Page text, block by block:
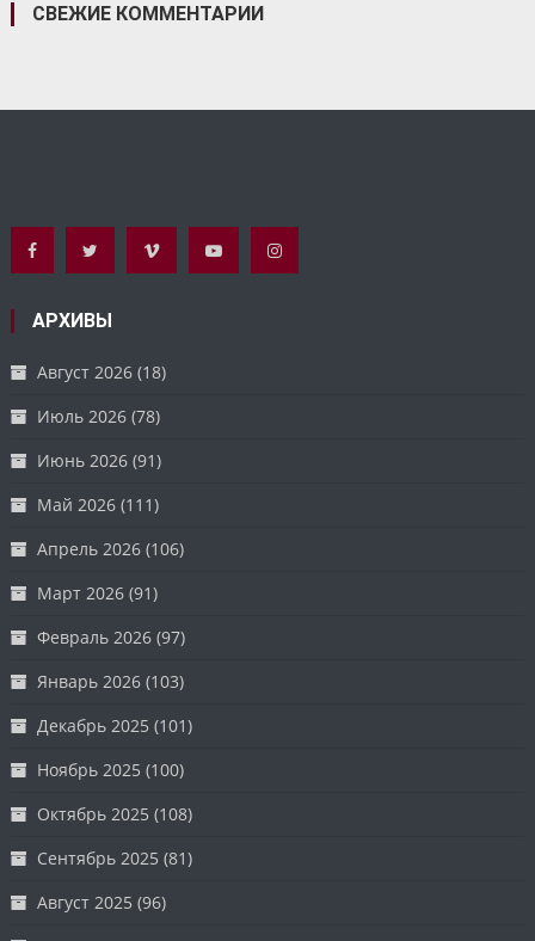
СВЕЖИЕ КОММЕНТАРИИ
АРХИВЫ
Август 2026 (18)
Июль 2026 (78)
Июнь 2026 (91)
Май 2026 (111)
Апрель 2026 (106)
Март 2026 (91)
Февраль 2026 (97)
Январь 2026 (103)
Декабрь 2025 (101)
Ноябрь 2025 (100)
Октябрь 2025 (108)
Сентябрь 2025 (81)
Август 2025 (96)